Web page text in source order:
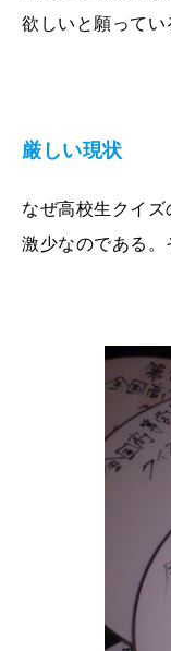
欲しいと願ってい
厳しい現状
なぜ高校生クイ
激少なのである